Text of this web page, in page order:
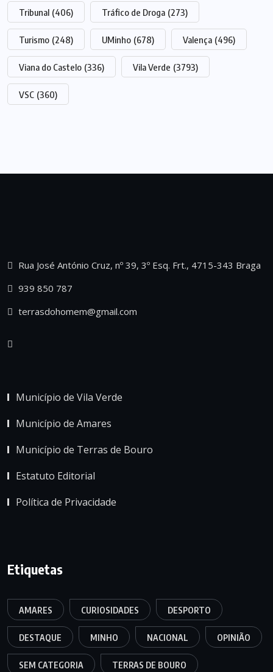
Tribunal (406) Tráfico de Droga (273)
Turismo (248) UMinho (678) Valença (496)
Viana do Castelo (336) Vila Verde (3793)
VSC (360)
Rua José António Cruz, nº 39, 3º Esq. Frt., 4715-343 Braga
939 850 787
terrasdohomem@gmail.com
Município de Vila Verde
Município de Amares
Município de Terras de Bouro
Estatuto Editorial
Política de Privacidade
Etiquetas
AMARES CURIOSIDADES DESPORTO
DESTAQUE MINHO NACIONAL OPINIÃO
SEM CATEGORIA TERRAS DE BOURO